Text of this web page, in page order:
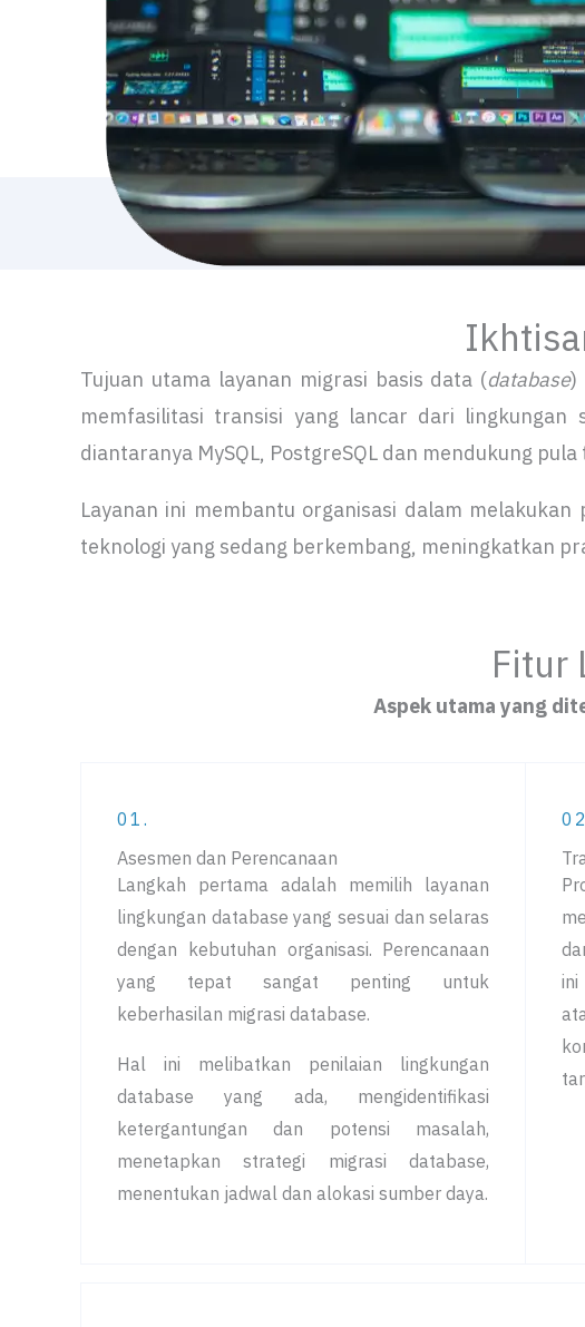
Tujuan utama layanan migrasi basis data (database)
memfasilitasi transisi yang lancar dari lingkungan
diantaranya MySQL, PostgreSQL dan mendukung
Layanan ini membantu organisasi dalam
teknologi yang sedang berkembang, meningkatkan
Fitur
Aspek utama yang
01.
Asesmen dan Perencanaan
Langkah pertama adalah memilih layanan
lingkungan database yang sesuai dan selaras
dengan kebutuhan organisasi. Perencanaan
yang tepat sangat penting untuk
keberhasilan migrasi database.
Hal ini melibatkan penilaian lingkungan
database yang ada, mengidentifikasi
ketergantungan dan potensi masalah,
menetapkan strategi migrasi database,
menentukan jadwal dan alokasi sumber daya.
ini